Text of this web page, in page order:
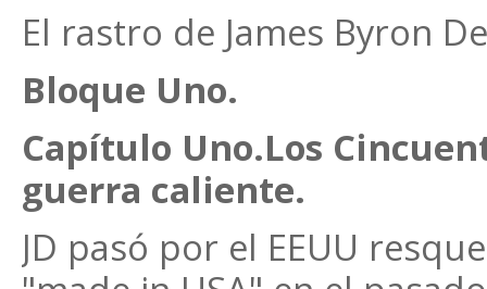
El rastro de James Byron
Bloque Uno.
Capítulo Uno.Los
guerra caliente.
JD pasó por el EEUU